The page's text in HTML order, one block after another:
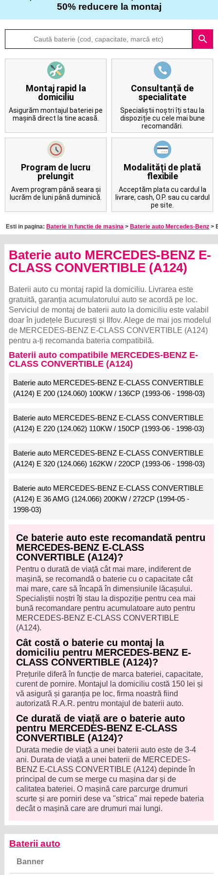
Despre
frecvente
Contact
50% reducere la montaj
search
Montaj rapid la
domiciliu
Asigurăm montajul bateriei pe
mașină direct la tine acasă.
Consultanță de
specialitate
Specialiștii noștri îți stau la
dispoziție cu cele mai bune
recomandări.
Program de lucru
prelungit
Avem program până seara și
lucrăm de luni până duminică.
Modalități de plată
flexibile
Acceptăm plata cu cardul la
livrare, cash, O.P. sau cu cardul
pe site.
Esti in pagina: Baterie in functie de masina Baterie auto Mercedes-Benz >
Baterie auto MERCEDES-BENZ E-
CLASS CONVERTIBLE (A124)
Baterii auto cu montaj rapid la domiciliu. Livrarea este
gratuită, garanția acumulatorului auto se acordă pe loc.
Serviciul de montaj de baterii auto la domiciliu este valabil
doar în județele București și Ilfov. Alege de mai jos modelul
de MERCEDES-BENZ E-CLASS CONVERTIBLE (A124)
pentru a-ți recomanda bateria compatibilă.
Baterii auto compatibile MERCEDES-BENZ E-
CLASS CONVERTIBLE (A124)
Baterie auto MERCEDES-BENZ E-CLASS CONVERTIBLE
(A124) E 200 (124.060) 100KW / 136CP (1993-06 - 1998-03)
Baterie auto MERCEDES-BENZ E-CLASS CONVERTIBLE
(A124) E 220 (124.062) 110KW / 150CP (1993-06 - 1998-03)
Baterie auto MERCEDES-BENZ E-CLASS CONVERTIBLE
(A124) E 320 (124.066) 162KW / 220CP (1993-06 - 1998-03)
Baterie auto MERCEDES-BENZ E-CLASS CONVERTIBLE
(A124) E 36 AMG (124.066) 200KW / 272CP (1994-05 -
1998-03)
Ce baterie auto este recomandată pentru
MERCEDES-BENZ E-CLASS
CONVERTIBLE (A124)?
Pentru o durată de viață cât mai mare, indiferent de
mașină, se recomandă o baterie cu o capacitate cât
mai mare, care să încapă în dimensiunile lăcașului.
Specialiștii noștri îți stau la dispoziție pentru cea mai
bună recomandare pentru acumulatoare auto pentru
MERCEDES-BENZ E-CLASS CONVERTIBLE
(A124).
Cât costă o baterie cu montaj la
domiciliu pentru MERCEDES-BENZ E-
CLASS CONVERTIBLE (A124)?
Prețurile diferă în funcție de marca bateriei, capacitate,
curent de pornire. Montajul la domiciliu costă 150 lei și
vă asigură și garanția pe loc, firma noastră fiind
autorizată R.A.R. pentru montajul de baterii auto.
Ce durată de viață are o baterie auto
pentru MERCEDES-BENZ E-CLASS
CONVERTIBLE (A124)?
Durata medie de viață a unei baterii auto este de 3-4
ani. Durata de viață a unei baterii de MERCEDES-
BENZ E-CLASS CONVERTIBLE (A124) depinde în
principal de cum se merge cu mașina dar și de
calitatea bateriei. O mașină care parcurge drumuri
scurte și are porniri dese va "strica" mai repede bateria
decât o mașină care are drumuri mai lungi.
Baterii auto
Banner